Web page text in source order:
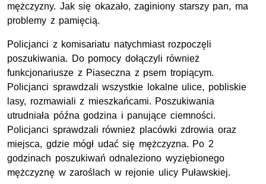
mężczyzny. Jak się okazało, zaginiony starszy pan, ma
problemy z pamięcią.
Policjanci z komisariatu natychmiast rozpoczęli
poszukiwania. Do pomocy dołączyli również
funkcjonariusze z Piaseczna z psem tropiącym.
Policjanci sprawdzali wszystkie lokalne ulice, pobliskie
lasy, rozmawiali z mieszkańcami. Poszukiwania
utrudniała późna godzina i panujące ciemności.
Policjanci sprawdzali również placówki zdrowia oraz
miejsca, gdzie mógł udać się mężczyzna. Po 2
godzinach poszukiwań odnaleziono wyziębionego
mężczyznę w zaroślach w rejonie ulicy Puławskiej.